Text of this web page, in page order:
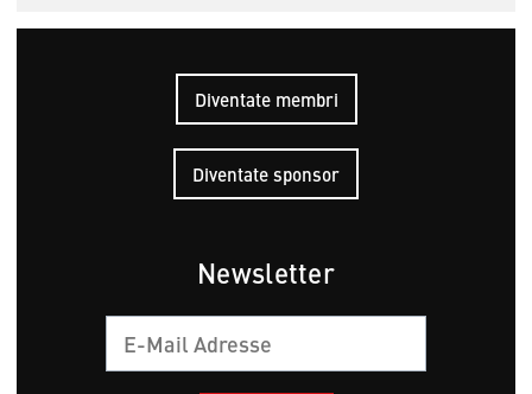
Diventate membri
Diventate sponsor
Newsletter